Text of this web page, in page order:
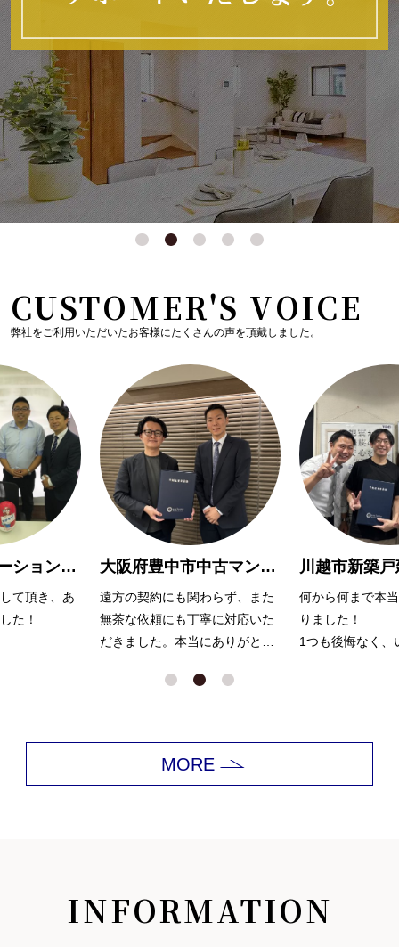
CUSTOMER'S VOICE
弊社をご利用いただいたお客様にたくさんの声を頂戴しました。
大阪府豊中市中古マンション購入Y様
らず、また
に対応いた
川越市新築戸建購入 A様
何から何まで本当にお世話にな
りました！
1つも後悔なく、いい家が見つ
と思っています。
親切で親身に対
りがとうござい
MORE
INFORMATION